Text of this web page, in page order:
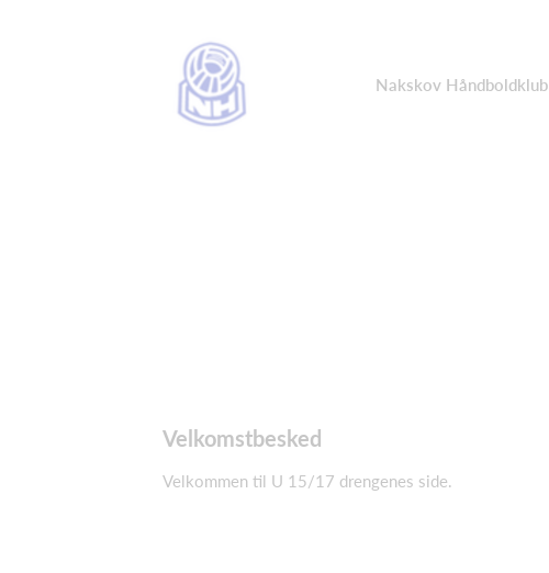
Nakskov Håndboldklub
Velkomstbesked
Velkommen til U 15/17 drengenes side.